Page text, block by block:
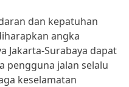
dan kepatuhan
angka
Jakarta-Surabaya dapat
pengguna jalan selalu
keselamatan